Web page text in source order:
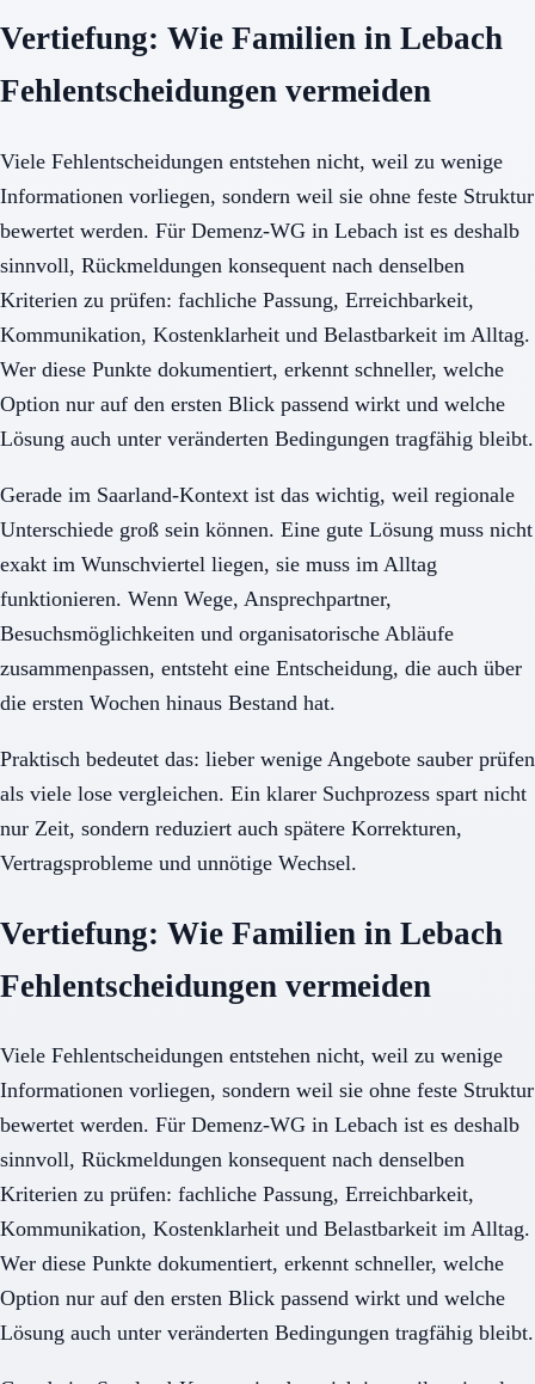
Vertiefung: Wie Familien in Lebach
Fehlentscheidungen vermeiden
Viele Fehlentscheidungen entstehen nicht, weil zu wenige
Informationen vorliegen, sondern weil sie ohne feste Struktur
bewertet werden. Für Demenz-WG in Lebach ist es deshalb
sinnvoll, Rückmeldungen konsequent nach denselben
Kriterien zu prüfen: fachliche Passung, Erreichbarkeit,
Kommunikation, Kostenklarheit und Belastbarkeit im Alltag.
Wer diese Punkte dokumentiert, erkennt schneller, welche
Option nur auf den ersten Blick passend wirkt und welche
Lösung auch unter veränderten Bedingungen tragfähig bleibt.
Gerade im Saarland-Kontext ist das wichtig, weil regionale
Unterschiede groß sein können. Eine gute Lösung muss nicht
exakt im Wunschviertel liegen, sie muss im Alltag
funktionieren. Wenn Wege, Ansprechpartner,
Besuchsmöglichkeiten und organisatorische Abläufe
zusammenpassen, entsteht eine Entscheidung, die auch über
die ersten Wochen hinaus Bestand hat.
Praktisch bedeutet das: lieber wenige Angebote sauber prüfen
als viele lose vergleichen. Ein klarer Suchprozess spart nicht
nur Zeit, sondern reduziert auch spätere Korrekturen,
Vertragsprobleme und unnötige Wechsel.
Vertiefung: Wie Familien in Lebach
Fehlentscheidungen vermeiden
Viele Fehlentscheidungen entstehen nicht, weil zu wenige
Informationen vorliegen, sondern weil sie ohne feste Struktur
bewertet werden. Für Demenz-WG in Lebach ist es deshalb
sinnvoll, Rückmeldungen konsequent nach denselben
Kriterien zu prüfen: fachliche Passung, Erreichbarkeit,
Kommunikation, Kostenklarheit und Belastbarkeit im Alltag.
Wer diese Punkte dokumentiert, erkennt schneller, welche
Option nur auf den ersten Blick passend wirkt und welche
Lösung auch unter veränderten Bedingungen tragfähig bleibt.